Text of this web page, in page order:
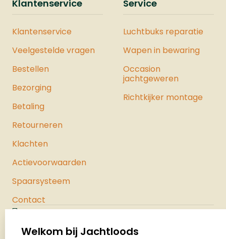
onderdeel van een complete Vesta
geselecteerde producten waarmee u
de maximale kracht uit het pistool
haalt. Bekijk hier ons hele assortiment
luchtpistolen.
Klantenservice
Klantenservice
Veelgestelde vragen
Bestellen
Bezorging
Betaling
Retourneren
Klachten
Actievoorwaarden
Spaarsysteem
Contact
Service
Luchtbuks reparatie
Wapen in bewaring
Occasion
jachtgeweren
Richtkijker montage
Jachtloods
Palenrij 1
Welkom bij Jachtloods